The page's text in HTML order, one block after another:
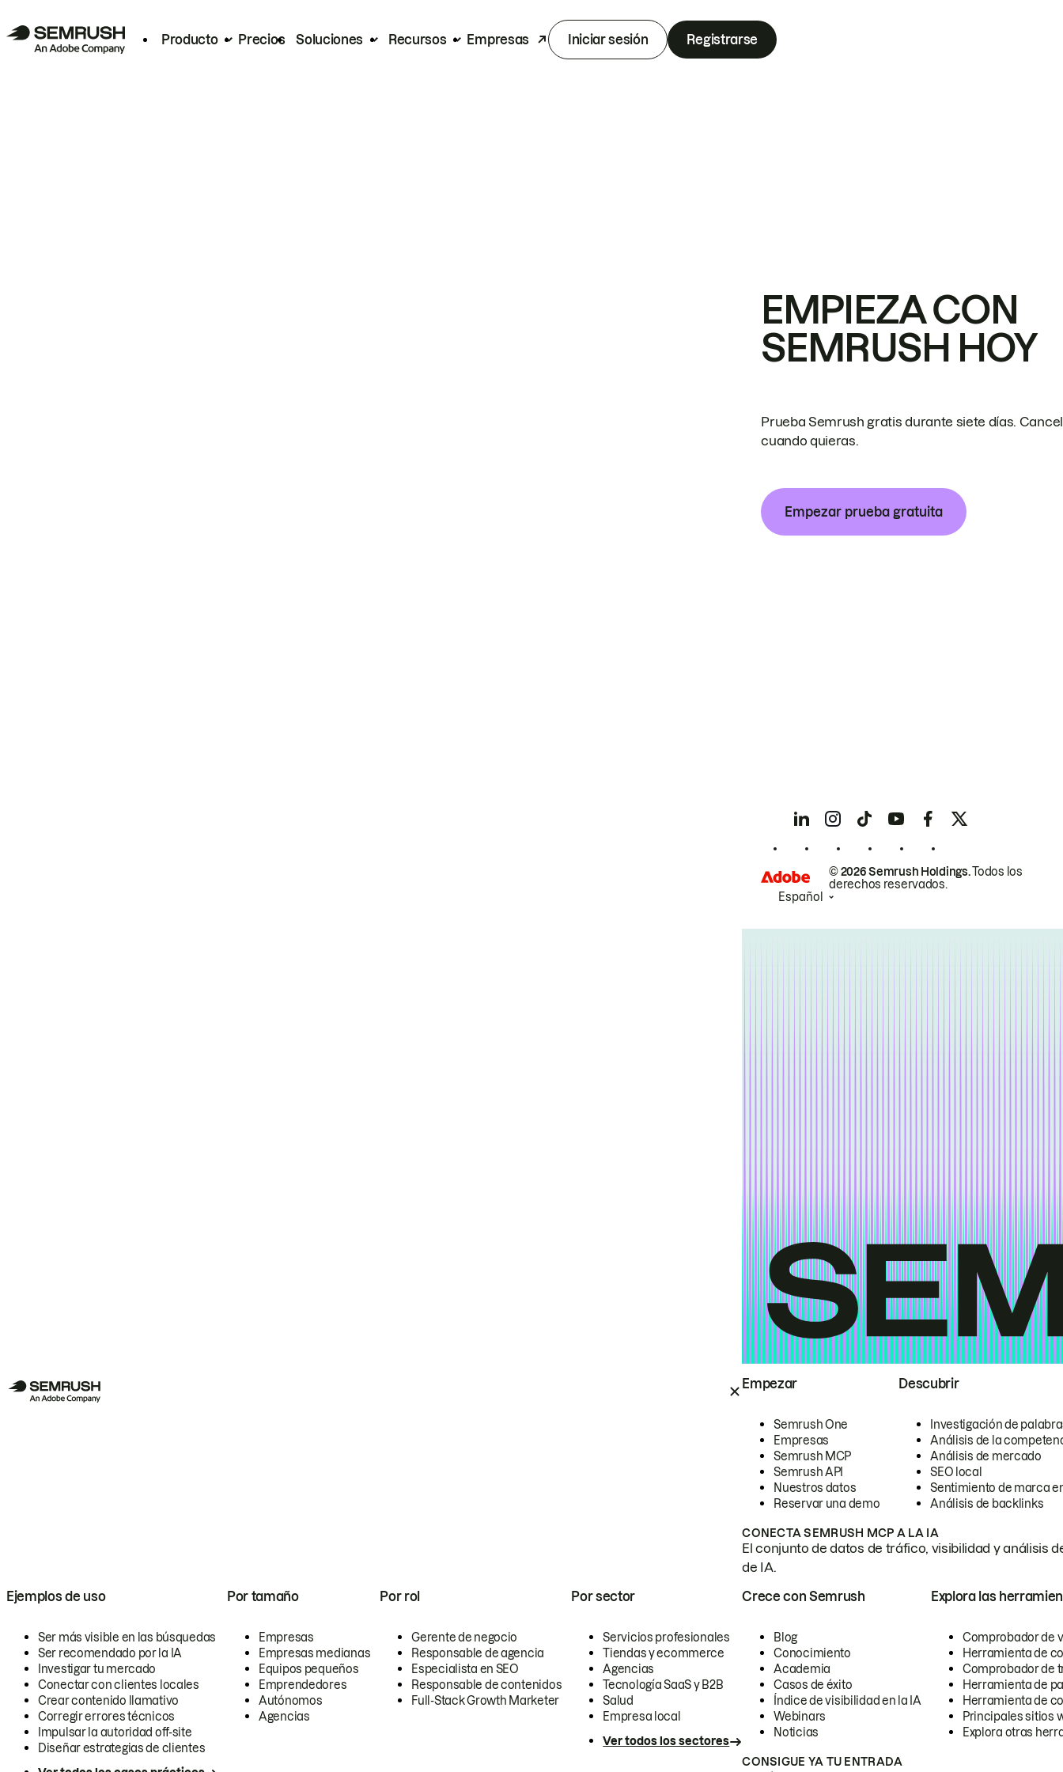
Producto Precios Soluciones Recursos Empresas Iniciar sesión Registrarse
Empezar
Semrush One
Empresas
Semrush MCP
Semrush API
Nuestros datos
Reservar una demo
Descubrir
Investigación de
Análisis de la
Análisis de mercado
SEO local
Sentimiento de marca
Análisis de backlinks
CONECTA SEMRUSH MCP A LA IA
El conjunto de datos de tráfico, visibilidad y análisis
de IA.
Ejemplos de uso
Ser más visible en las búsquedas
Ser recomendado por la IA
Investigar tu mercado
Conectar con clientes locales
Crear contenido llamativo
Corregir errores técnicos
Impulsar la autoridad off-site
Diseñar estrategias de clientes
Por tamaño
Empresas
Empresas medianas
Equipos pequeños
Emprendedores
Autónomos
Agencias
Por rol
Gerente de negocio
Responsable de agencia
Especialista en SEO
Responsable de contenidos
Full-Stack Growth Marketer
Por sector
Servicios profesionales
Tiendas y ecommerce
Agencias
Tecnología SaaS y B2B
Salud
Empresa local
Ver todos los sectores
Crece con Semrush
Blog
Conocimiento
Academia
Casos de éxito
Índice de visibilidad en la IA
Webinars
Noticias
Explora las
Comprobador de
Herramienta de
Comprobador de
Herramienta de
Herramienta de
Principales sitios
Explora otras
CONSIGUE YA TU ENTRADA
EMPIEZA CON
SEMRUSH HOY
Prueba Semrush gratis durante siete días.
cuando quieras.
Empezar prueba gratuita
© 2026 Semrush Holdings.Todos los
derechos reservados.
Español